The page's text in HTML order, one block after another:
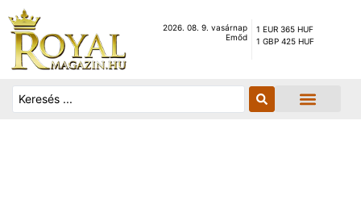
2026. 08. 9. vasárnap
Emőd
1 EUR 365 HUF
1 GBP 425 HUF